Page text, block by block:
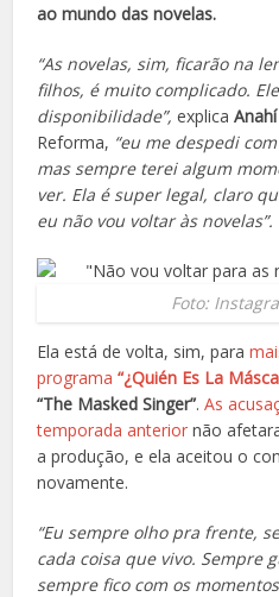
ao mundo das novelas.
“As novelas, sim, ficarão na
filhos, é muito complicado.
disponibilidade”, explicaAnahí
Reforma, “eu me despedi com
mas sempre terei algum
ver. Ela é super legal, claro
eu não vou voltar às novelas”.
Foto:
Ela está de volta, sim, para
programa “¿Quién Es La
“The Masked Singer”. As
temporada anterior não
a produção, e ela aceitou o
novamente.
“Eu sempre olho pra frente,
cada coisa que vivo. Sempre
sempre fico com os